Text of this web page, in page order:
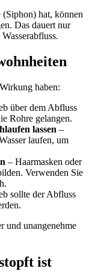
(Siphon) hat, können
Das dauert nur
haben:
über dem Abfluss
Rohre gelangen.
lassen –
laufen, um
– Haarmasken oder
Verwenden Sie
sollte der Abfluss
und unangenehme
ist